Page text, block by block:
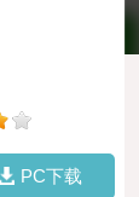
PC下载